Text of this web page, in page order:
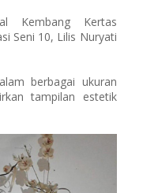
Kembang Kertas
Seni 10, Lilis Nuryati
berbagai ukuran
tampilan estetik